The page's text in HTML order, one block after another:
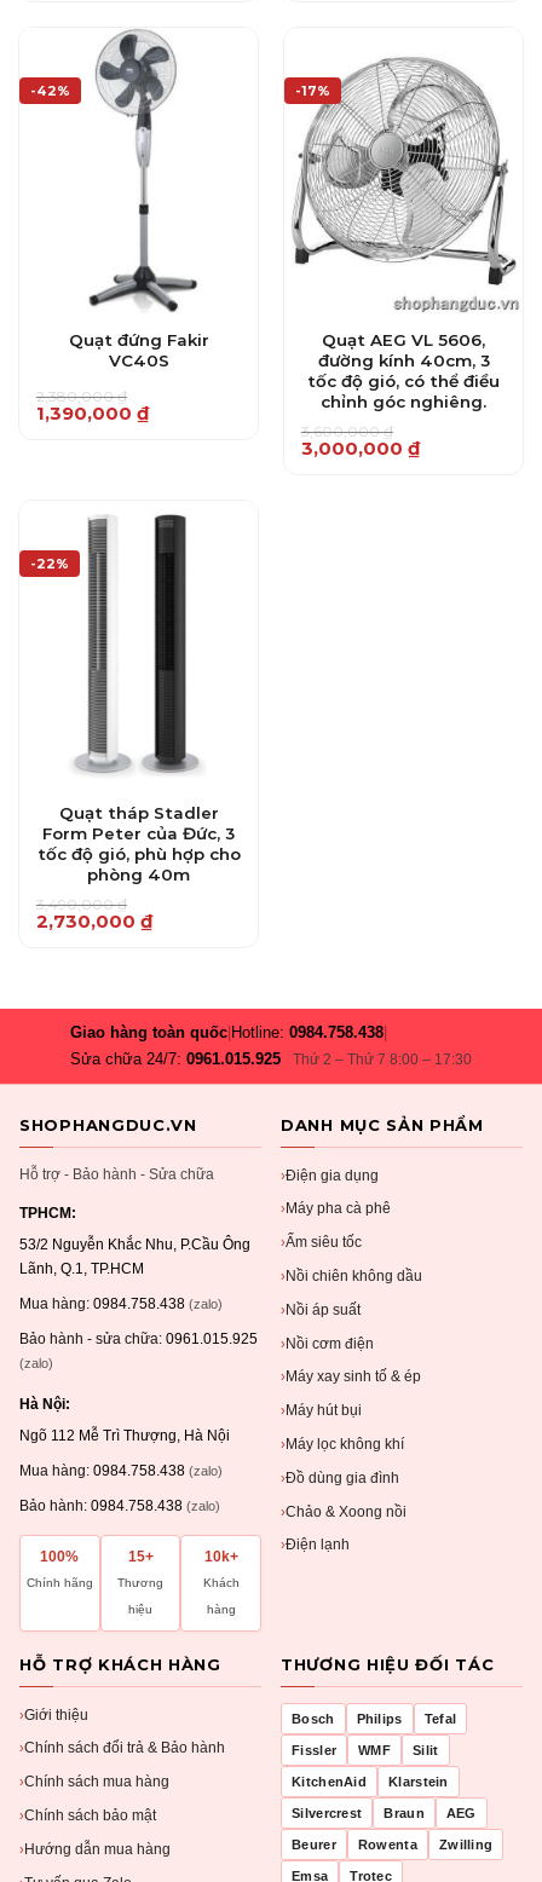
4,800,000 ₫.
-42%
Quạt đứng Fakir
VC40S
2,380,000₫
Giá
gốc
1,390,000 ₫
Giá
hiện
-17%
Quạt AEG VL 5606,
đường kính 40cm, 3
tốc độ gió, có thể điều
chỉnh góc nghiêng.
3,600,000₫
Giá
gốc
3,000,000 ₫
Giá
hiện
-22%
Quạt tháp Stadler
Form Peter của Đức, 3
tốc độ gió, phù hợp cho
phòng 40m
3,490,000₫
Giá
gốc
2,730,000 ₫
Giá
hiện
Giao hàng toàn quốc|Hotline:0984.758.438|
Sửa chữa 24/7:0961.015.925 Thứ 2 – Thứ 7 8:00 – 17:30
SHOPHANGDUC.VN
Hỗ trợ - Bảo hành - Sửa chữa
TPHCM:
53/2 Nguyễn Khắc Nhu, P.Cầu Ông
Lãnh, Q.1, TP.HCM
Mua hàng: 0984.758.438 (zalo)
Bảo hành - sửa chữa: 0961.015.925
(zalo)
Hà Nội:
Ngõ 112 Mễ Trì Thượng, Hà Nội
Mua hàng: 0984.758.438 (zalo)
Bảo hành: 0984.758.438 (zalo)
100%
Chính hãng
15+
Thương
hiệu
10k+
Khách
hàng
DANH MỤC SẢN PHẨM
›Điện gia dụng
› Máy pha cà phê
›Ấm siêu tốc
› Nồi chiên không dầu
›Nồi áp suất
›Nồi cơm điện
› Máy xay sinh tố & ép
› Máy hút bụi
› Máy lọc không khí
›Đồ dùng gia đình
›Chảo & Xoong nồi
›Điện lạnh
HỖ TRỢ KHÁCH HÀNG
›Giới thiệu
›Chính sách đổi trả & Bảo hành
›Chính sách mua hàng
›Chính sách bảo mật
›Hướng dẫn mua hàng
THƯƠNG HIỆU ĐỐI TÁC
Bosch Philips Tefal
Fissler WMF Silit
KitchenAid Klarstein
Silvercrest Braun AEG
Beurer Rowenta Zwilling
Emsa Trotec